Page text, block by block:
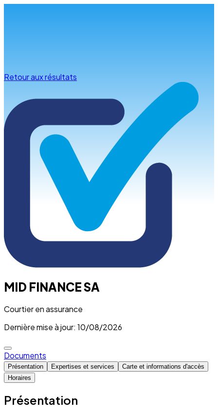
Retour aux résultats
MID FINANCE SA
Courtier en assurance
Dernière mise à jour: 10/08/2026
Documents
Présentation Expertises et services
Carte et informations d'accès
Horaires
Présentation